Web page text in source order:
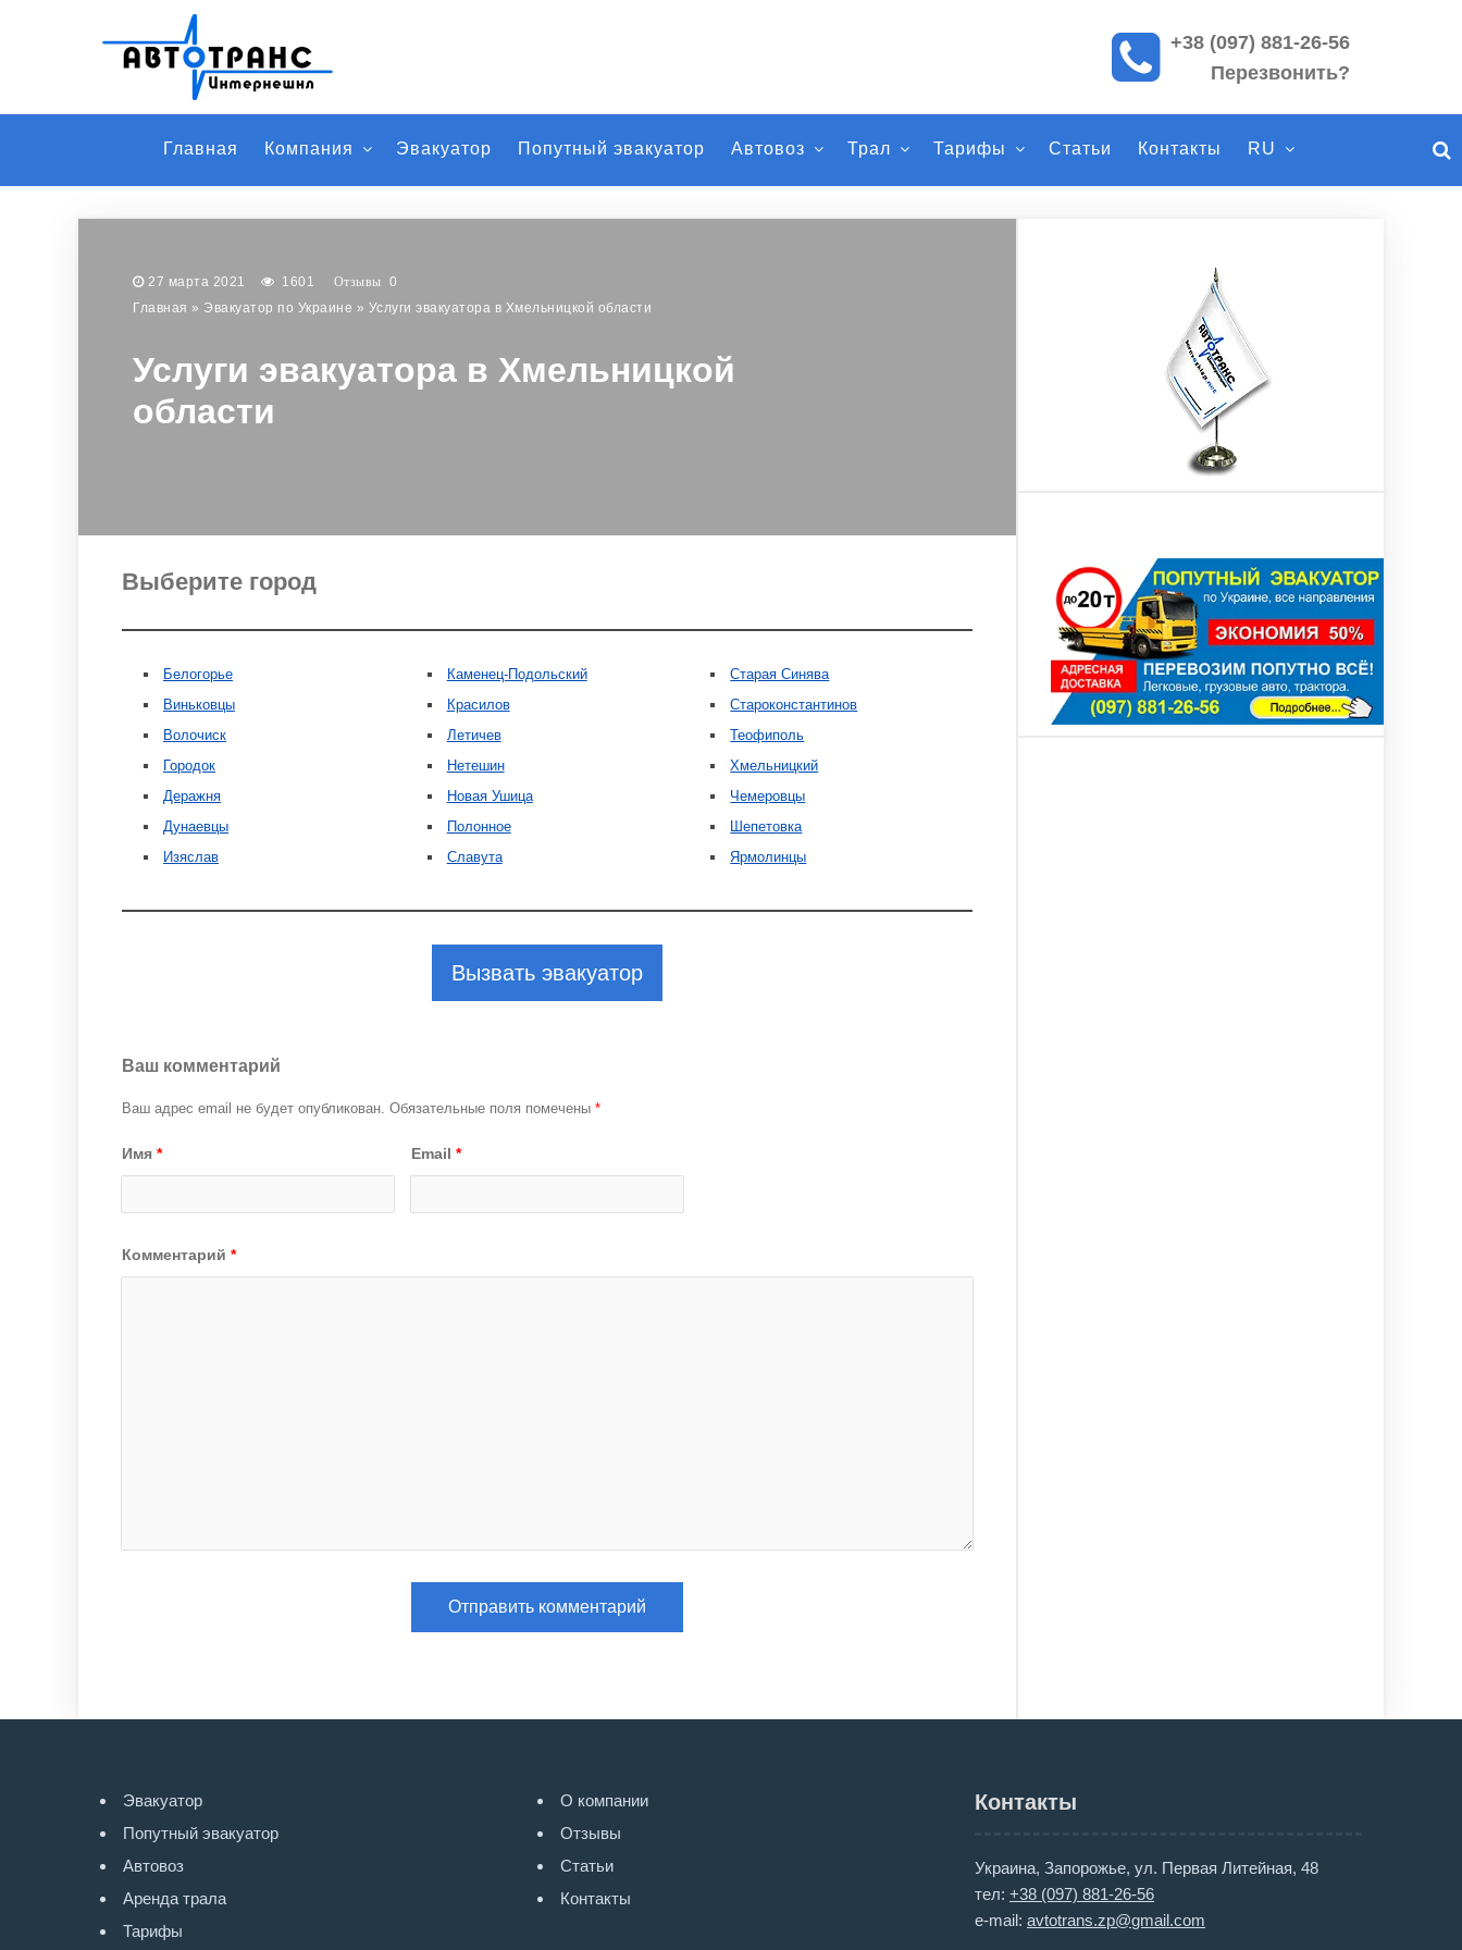
к
п
+38 (097) 881-26-56
Перезвонить?
Главная Компания Эвакуатор Попутный эвакуатор Автовоз Трал Тарифы Статьи Контакты RU
27 марта 2021 1601
0
Главная » Эвакуатор по Украине » Услуги эвакуатора в Хмельницкой области
Услуги эвакуатора в Хмельницкой
области
Выберите город
Белогорье
Виньковцы
Волочиск
Городок
Деражня
Дунаевцы
Изяслав
Каменец-Подольский
Красилов
Летичев
Нетешин
Новая Ушица
Полонное
Славута
Старая Синява
Староконстантинов
Теофиполь
Хмельницкий
Чемеровцы
Шепетовка
Ярмолинцы
Вызвать эвакуатор
Ваш комментарий
Ваш адрес email не будет опубликован. Обязательные поля помечены *
Имя * Email *
Комментарий *
Эвакуатор
Попутный эвакуатор
Автовоз
Аренда трала
Тарифы
О компании
Отзывы
Статьи
Контакты
Контакты
Украина, Запорожье, ул. Первая Литейная, 48
тел:+38 (097) 881-26-56
e-mail:avtotrans.zp@gmail.com